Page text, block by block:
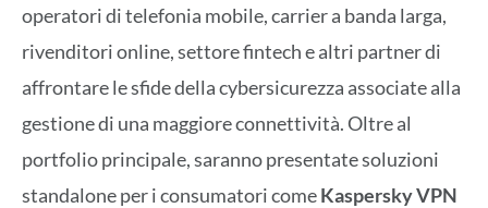
operatori di telefonia mobile, carrier a banda larga,
rivenditori online, settore fintech e altri partner di
affrontare le sfide della cybersicurezza associate alla
gestione di una maggiore connettività. Oltre al
portfolio principale, saranno presentate soluzioni
standalone per i consumatori comeKaspersky VPN